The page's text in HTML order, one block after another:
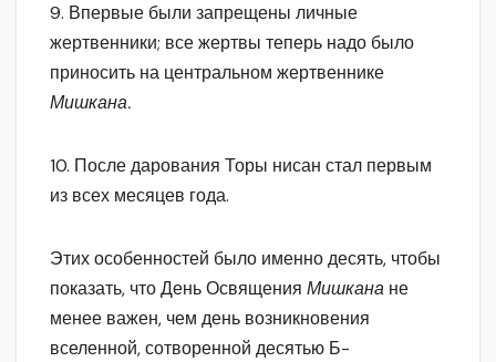
9. Впервые были запрещены личные
жертвенники; все жертвы теперь надо было
приносить на центральном жертвеннике
Мишкана.
10. После дарования Торы нисан стал первым
из всех месяцев года.
Этих особенностей было именно десять, чтобы
показать, что День Освящения Мишкана не
менее важен, чем день возникновения
вселенной, сотворенной десятью Б-